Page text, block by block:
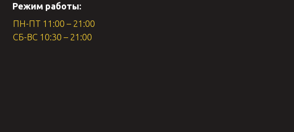
ПН-ПТ 11:00 – 21:00
СБ-ВС 10:30 – 21:00
Режим работы: